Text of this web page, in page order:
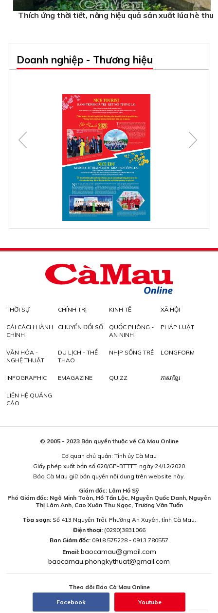
Thích ứng thời tiết, nâng hiệu quả sản xuất lúa hè thu
Doanh nghiệp - Thương hiệu
THỜI SỰ CHÍNH TRỊ KINH TẾ XÃ HỘI
CẢI CÁCH HÀNH
CHÍNH
CHUYỂN ĐỔI SỐ
QUỐC PHÒNG -
AN NINH
PHÁP LUẬT
VĂN HÓA -
NGHỆ THUẬT
DU LỊCH - THỂ
THAO
NHỊP SỐNG TRẺ LONGFORM
INFOGRAPHIC EMAGAZINE QUIZZ ភាសាខ្មែរ
LIÊN HỆ QUẢNG
CÁO
© 2005 - 2023 Bản quyền thuộc về Cà Mau Online
Cơ quan chủ quản: Tỉnh ủy Cà Mau
Giấy phép xuất bản số 620/GP-BTTTT, ngày 24/12/2020
Báo Cà Mau giữ bản quyền nội dung trên website này.
Giám đốc: Lâm Hồ Sỹ
Phó Giám đốc: Ngô Minh Toàn, Hồ Tấn Lộc, Nguyễn Quốc Danh, Nguyễn
Thị Lâm Anh, Cao Xuân Thu Ngọc, Trương Văn Tuấn
Tòa soạn:Số 413 Nguyễn Trãi, Phường An Xuyên, tỉnh Cà Mau.
Điện thoại: (0290)3831066
Ban Giám đốc: 0918.575228 - 0913.780557
Email: baocamau@gmail.com
baocamau.phongkythuat@gmail.com
Theo dõi Báo Cà Mau Online
Facebook Youtube